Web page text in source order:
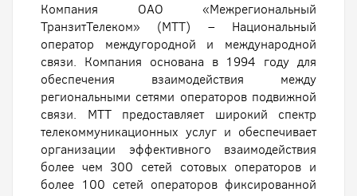
Компания ОАО «Межрегиональный
ТранзитТелеком» (МТТ) – Национальный
оператор междугородной и международной
связи. Компания основана в 1994 году для
обеспечения взаимодействия между
региональными сетями операторов подвижной
связи. МТТ предоставляет широкий спектр
телекоммуникационных услуг и обеспечивает
организации эффективного взаимодействия
более чем 300 сетей сотовых операторов и
более 100 сетей операторов фиксированной